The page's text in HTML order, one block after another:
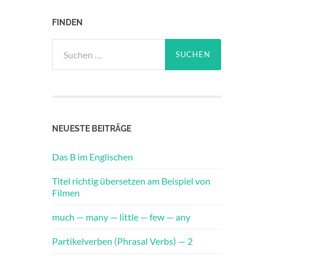
FINDEN
nach:
NEUESTE BEITRÄGE
Das B im Englischen
Titel richtig übersetzen am Beispiel von
Filmen
much — many — little — few — any
Partikelverben (Phrasal Verbs) — 2